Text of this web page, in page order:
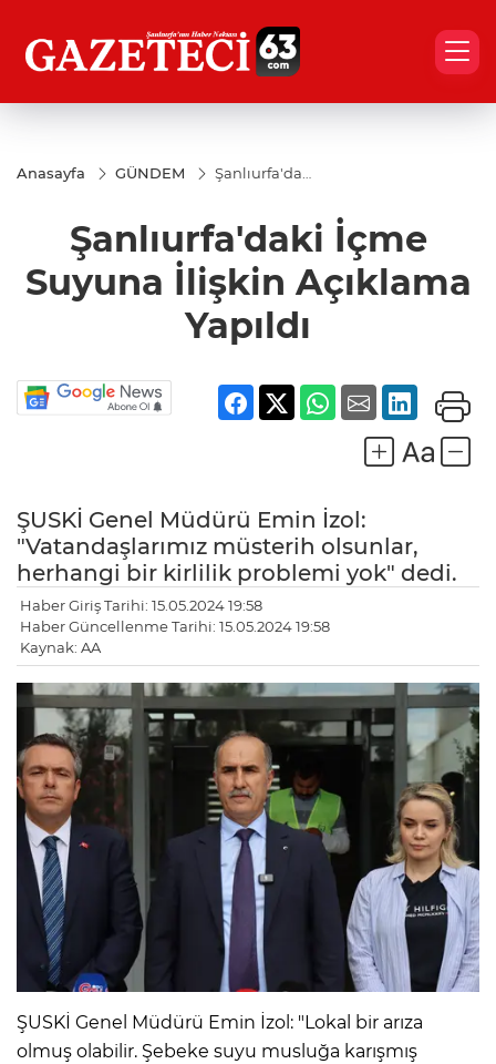
Anasayfa GÜNDEM
Şanlıurfa'daki
Açıklama
Yapıldı
Şanlıurfa'daki İçme
Suyuna İlişkin Açıklama
Yapıldı
ŞUSKİ Genel Müdürü Emin İzol:
"Vatandaşlarımız müsterih olsunlar,
herhangi bir kirlilik problemi yok" dedi.
Haber Giriş Tarihi: 15.05.2024 19:58
Haber Güncellenme Tarihi: 15.05.2024 19:58
Kaynak: AA
ŞUSKİ Genel Müdürü Emin İzol: "Lokal bir arıza
olmuş olabilir. Şebeke suyu musluğa karışmış